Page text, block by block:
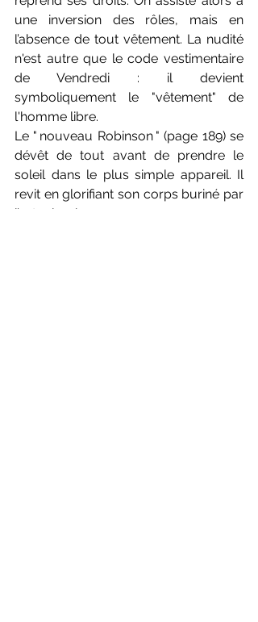
une inversion des rôles, mais en
l’absence de tout vêtement. La nudité
n'est autre que le code vestimentaire
de Vendredi : il devient
symboliquement le "vêtement" de
l'homme libre.
Le " nouveau Robinson " (page 189) se
dévêt de tout avant de prendre le
soleil dans le plus simple appareil. Il
revit en glorifiant son corps buriné par
l’astre lumineux.